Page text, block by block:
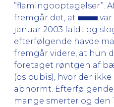
”flamingooptagelser”.
fremgår det, at
var
januar 2003 faldt og
efterfølgende havde
fremgår videre, at hun
foretaget røntgen af
(os pubis), hvor der
abnormt. Efterfølgende
mange smerter og den